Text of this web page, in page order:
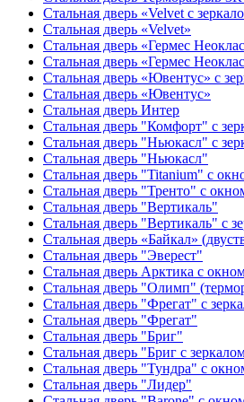
Стальная дверь «Velvet с
Стальная дверь «Velvet»
Стальная дверь «Гермес
Стальная дверь «Гермес
Стальная дверь «Ювентус» с
Стальная дверь «Ювентус»
Стальная дверь Интер
Стальная дверь "Комфорт" с
Стальная дверь "Ньюкасл" с
Стальная дверь "Ньюкасл"
Стальная дверь "Titanium" с
Стальная дверь "Тренто" с
Стальная дверь "Вертикаль"
Стальная дверь "Вертикаль" с
Стальная дверь «Байкал»
Стальная дверь "Эверест"
Стальная дверь Арктика с
Стальная дверь "Олимп"
Стальная дверь "Фрегат" с
Стальная дверь "Фрегат"
Стальная дверь "Бриг"
Стальная дверь "Бриг с
Стальная дверь "Тундра" с
Стальная дверь "Лидер"